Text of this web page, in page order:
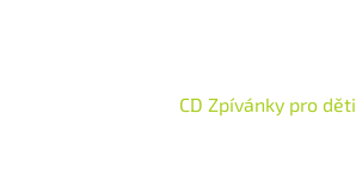
CD Zpívánky pro děti